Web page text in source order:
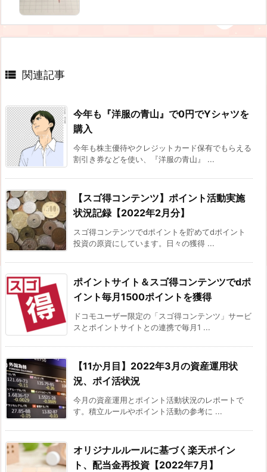
 関連記事
今年も『洋服の青山』で0円でYシャツを
購入
今年も株主優待やクレジットカード保有でもらえる
割引き券などを使い、『洋服の青山』 ...
【スゴ得コンテンツ】ポイント活動実施
状況記録【2022年2月分】
スゴ得コンテンツでdポイントを貯めてdポイント
投資の原資にしています。日々の獲得 ...
ポイントサイト＆スゴ得コンテンツでdポ
イント毎月1500ポイントを獲得
ドコモユーザー限定の「スゴ得コンテンツ」サービ
スとポイントサイトとの連携で毎月1 ...
【11か月目】2022年3月の資産運用状
況、ポイ活状況
今月の資産運用とポイント活動状況のレポートで
す。積立ルールやポイント活動の参考に ...
オリジナルルールに基づく楽天ポイン
ト、配当金再投資【2022年7月】